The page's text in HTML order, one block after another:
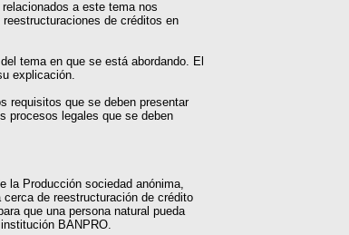
a este tema nos
de créditos en
tema en que se está abordando. El
explicación.
requisitos que se deben presentar
procesos legales que se deben
la Producción sociedad anónima,
de reestructuración de crédito
que una persona natural pueda
BANPRO.